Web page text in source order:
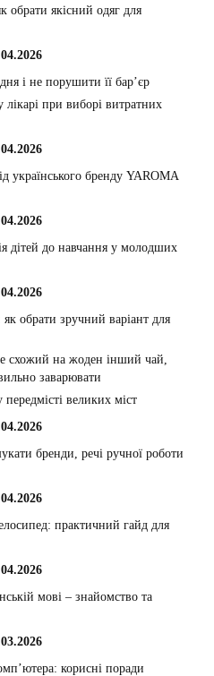
якісний одяг для
і не порушити її бар’єр
при виборі витратних
українського бренду YAROMA
дітей до навчання у молодших
обрати зручний варіант для
схожий на жоден інший чай,
заварювати
великих міст
бренди, речі ручної роботи
практичний гайд для
мові – знайомство та
корисні поради